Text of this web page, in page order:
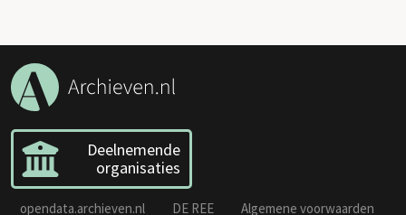
Deelnemende
organisaties
opendata.archieven.nl DE REE
Algemene voorwaarden